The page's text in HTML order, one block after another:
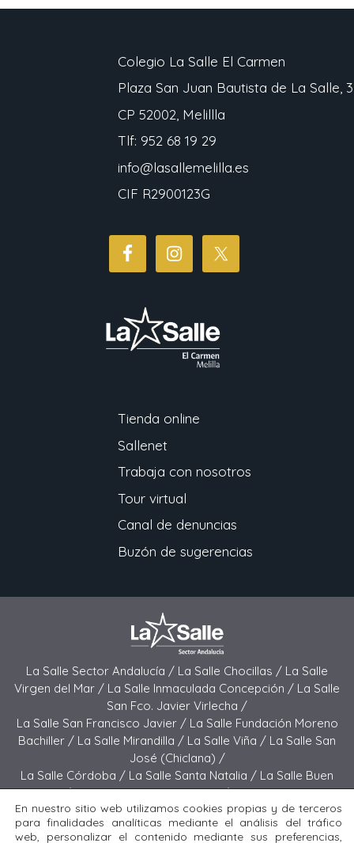
Colegio La Salle El Carmen
Plaza San Juan Bautista de La Salle, 3
CP 52002, Melillla
Tlf: 952 68 19 29
info@lasallemelilla.es
CIF R2900123G
Tienda online
Sallenet
Trabaja con nosotros
Tour virtual
Canal de denuncias
Buzón de sugerencias
La Salle Sector Andalucía / La Salle Chocillas / La Salle
Virgen del Mar / La Salle Inmaculada Concepción / La Salle
San Fco. Javier Virlecha /
La Salle San Francisco Javier / La Salle Fundación Moreno
Bachiller / La Salle Mirandilla / La Salle Viña / La Salle San
José (Chiclana) /
La Salle Córdoba / La Salle Santa Natalia / La Salle Buen
Pastor /La Salle Sagrado Corazón /La Salle San José
(Jerez) / La Salle El Carmen (Melilla) /
La Salle Buen Consejo /La Salle El Carmen (San Fernando) /
En nuestro sitio web utilizamos cookies propias y de terceros
para finalidades analíticas mediante el análisis del tráfico
web, personalizar el contenido mediante sus preferencias,